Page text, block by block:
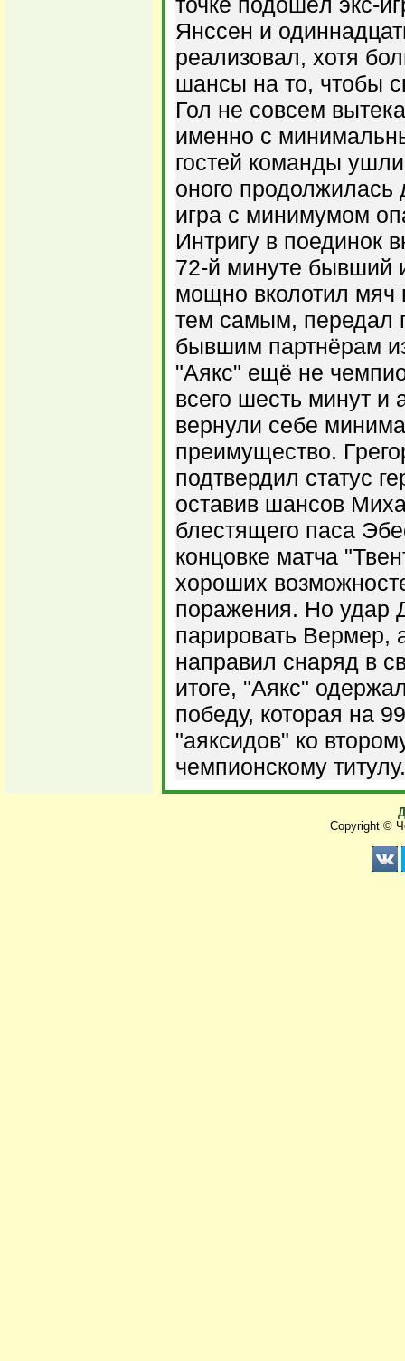
Янссен и
реализовал, хотя
шансы на то, чтобы
Гол не совсем
именно с
гостей команды
оного продолжилась
игра с минимумом
Интригу в поединок
72-й минуте бывший
мощно вколотил мяч
тем самым, передал
бывшим партнёрам
"Аякс" ещё не
всего шесть минут и
вернули себе
преимущество.
подтвердил статус
оставив шансов
блестящего паса
концовке матча
хороших
поражения. Но удар
парировать Вермер,
направил снаряд в
итоге, "Аякс"
победу, которая на
"аяксидов" ко
чемпионскому
Copyright ©